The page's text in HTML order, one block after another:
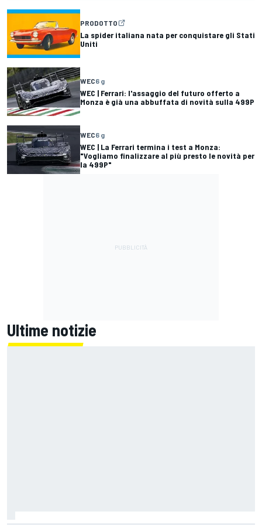
PRODOTTO
La spider italiana nata per conquistare gli Stati
Uniti
WEC6 g
WEC | Ferrari: l'assaggio del futuro offerto a
Monza è già una abbuffata di novità sulla 499P
WEC6 g
WEC | La Ferrari termina i test a Monza:
"Vogliamo finalizzare al più presto le novità per
la 499P"
Ultime notizie